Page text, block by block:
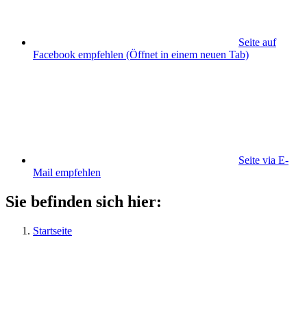
Seite auf
Facebook empfehlen (Öffnet in einem neuen Tab)
Seite via E-
Mail empfehlen
Sie befinden sich hier:
Startseite